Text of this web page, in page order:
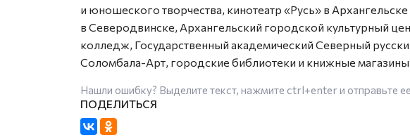
и юношеского творчества, кинотеатр «Русь» в
в Северодвинске, Архангельский городской культурный
колледж, Государственный академический Северный
Соломбала-Арт, городские библиотеки и книжные
Нашли ошибку? Выделите текст, нажмите ctrl+enterи отправьте